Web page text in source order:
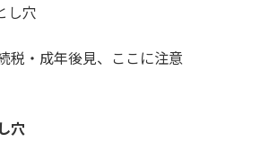
し穴
・成年後見、ここに注意
穴